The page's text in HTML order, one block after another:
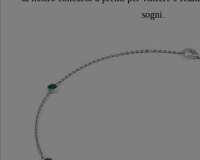
sogni.